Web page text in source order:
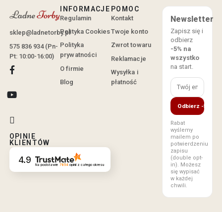
sklep@ladnetorby.pl
575 836 934 (Pn-
Pt: 10:00-16:00)
OPINIE
KLIENTÓW
4.9 Na podstawie 7854opinii z całego okresu
INFORMACJE
Regulamin
Polityka Cookies
Polityka
prywatności
O firmie
Blog
POMOC
Kontakt
Twoje konto
Zwrot towaru
Reklamacje
Wysyłka i
płatność
Newsletter
Zapisz się i
odbierz
-5% na
wszystko
na start.
Odbierz -5%
Rabat
wyślemy
mailem po
potwierdzeniu
zapisu
(double opt-
in). Możesz
się wypisać
w każdej
chwili.